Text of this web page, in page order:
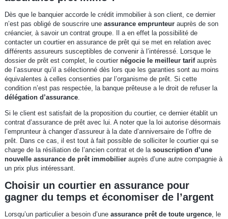
Dès que le banquier accorde le crédit immobilier à son client, ce dernier
n’est pas obligé de souscrire une assurance emprunteurauprès de son
créancier, à savoir un contrat groupe. Il a en effet la possibilité de
contacter un courtier en assurance de prêt qui se met en relation avec
différents assureurs susceptibles de convenir à l’intéressé. Lorsque le
dossier de prêt est complet, le courtier négocie le meilleur tarifauprès
de l’assureur qu’il a sélectionné dès lors que les garanties sont au moins
équivalentes à celles consenties par l’organisme de prêt. Si cette
condition n’est pas respectée, la banque prêteuse a le droit de refuser la
délégation d’assurance.
Si le client est satisfait de la proposition du courtier, ce dernier établit un
contrat d’assurance de prêt avec lui. A noter que la loi autorise désormais
l’emprunteur à changer d’assureur à la date d’anniversaire de l’offre de
prêt. Dans ce cas, il est tout à fait possible de solliciter le courtier qui se
charge de la résiliation de l’ancien contrat et de la souscription d’une
nouvelle assurance de prêt immobilier auprès d’une autre compagnie à
un prix plus intéressant.
Choisir un courtier en assurance pour
gagner du temps et économiser de l’argent
Lorsqu’un particulier a besoin d’une assurance prêt de toute urgence, le